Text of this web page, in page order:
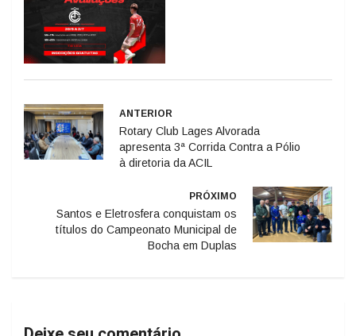
ANTERIOR
Rotary Club Lages Alvorada
apresenta 3ª Corrida Contra a Pólio
à diretoria da ACIL
PRÓXIMO
Santos e Eletrosfera conquistam os
títulos do Campeonato Municipal de
Bocha em Duplas